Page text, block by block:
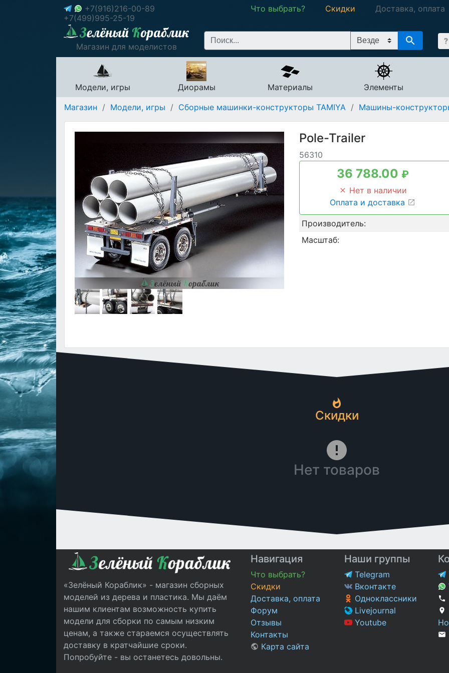
+7(916)216-00-89
+7(499)995-25-19
Что выбрать? Скидки Доставка, оплата
Магазин для моделистов
Модели, игры Диорамы Материалы
Элементы
Магазин / Модели, игры / Сборные машинки-конструкторы TAMIYA / Машины-
Pole-Trailer
56310
36 788.00 ₽
Нет в наличии
Оплата и доставка
Производитель:
Масштаб:
Скидки
Нет товаров
«Зелёный Кораблик» - магазин сборных
моделей из дерева и пластика. Мы даём
нашим клиентам возможность купить
модели для сборки по самым низким
ценам, а также стараемся осуществлять
доставку в кратчайшие сроки.
Попробуйте - вы останетесь довольны.
Навигация
Что выбрать?
Скидки
Доставка, оплата
Форум
Отзывы
Контакты
Карта сайта
Наши группы
Telegram
Вконтакте
Одноклассники
Livejournal
Youtube